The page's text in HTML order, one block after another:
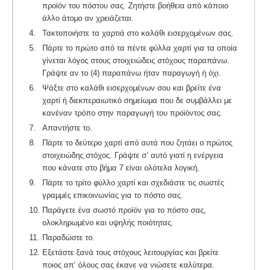
προϊόν του πόστου σας. Ζητήστε βοήθεια από κάποιο
άλλο άτομο αν χρειάζεται.
4.
Τακτοποιήστε τα χαρτιά στο καλάθι εισερχομένων σας.
5.
Πάρτε το πρώτο από τα πέντε φύλλα χαρτί για τα οποία
γίνεται λόγος στους στοιχειώδεις στόχους παραπάνω.
Γράψτε αν το (4) παραπάνω ήταν παραγωγή ή όχι.
6.
Ψάξτε στο καλάθι εισερχομένων σου και βρείτε ένα
χαρτί ή διεκπεραιωτικό σημείωμα που δε συμβάλλει με
κανέναν τρόπο στην παραγωγή του προϊόντος σας.
7.
Απαντήστε το.
8.
Πάρτε το δεύτερο χαρτί από αυτά που ζητάει ο πρώτος
στοιχειώδης στόχος. Γράψτε σ’ αυτό γιατί η ενέργεια
που κάνατε στο βήμα 7 είναι ολότελα λογική.
9.
Πάρτε το τρίτο φύλλο χαρτί και σχεδιάστε τις σωστές
γραμμές επικοινωνίας για το πόστο σας.
10. Παράγετε ένα σωστό προϊόν για το πόστο σας,
ολοκληρωμένο και υψηλής ποιότητας.
11.
Παραδώστε το.
12. Εξετάστε ξανά τους στόχους λειτουργίας και βρείτε
ποιος απ’ όλους σας έκανε να νιώσετε καλύτερα.